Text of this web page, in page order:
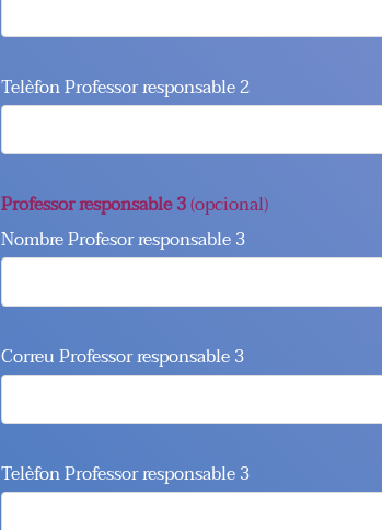
Telèfon Professor responsable 2
Professor responsable 3(opcional)
Nombre Profesor responsable 3
Correu Professor responsable 3
Telèfon Professor responsable 3